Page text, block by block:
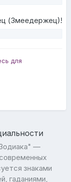
(Змеедержец)!
для
—
знаками
гаданиями,